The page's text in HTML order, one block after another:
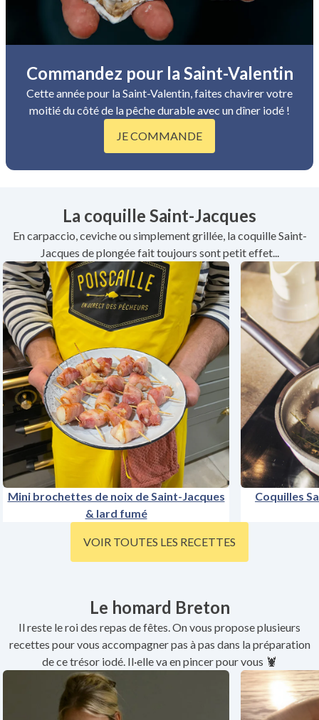
Commandez pour la Saint-Valentin
Cette année pour la Saint-Valentin, faites chavirer votre
moitié du côté de la pêche durable avec un dîner iodé !
JE COMMANDE
La coquille Saint-Jacques
En carpaccio, ceviche ou simplement grillée, la coquille Saint-
Jacques de plongée fait toujours sont petit effet...
Mini brochettes de noix de Saint-Jacques
& lard fumé
Coquilles
VOIR TOUTES LES RECETTES
Le homard Breton
Il reste le roi des repas de fêtes. On vous propose plusieurs
recettes pour vous accompagner pas à pas dans la préparation
de ce trésor iodé. Il·elle va en pincer pour vous 🦞